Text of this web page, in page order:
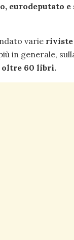
eurodeputato e
varie riviste
in generale,
oltre 60 libri.